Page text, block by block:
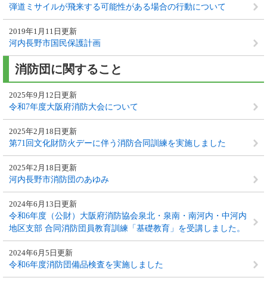
弾道ミサイルが飛来する可能性がある場合の行動について
河内長野市国民保護計画
2019年1月11日更新
消防団に関すること
令和7年度大阪府消防大会について
2025年9月12日更新
第71回文化財防火デーに伴う消防合同訓練を実施しました
2025年2月18日更新
河内長野市消防団のあゆみ
2025年2月18日更新
令和6年度（公財）大阪府消防協会泉北・泉南・南河内・中河内
地区支部 合同消防団員教育訓練「基礎教育」を受講しました。
2024年6月13日更新
令和6年度消防団備品検査を実施しました
2024年6月5日更新